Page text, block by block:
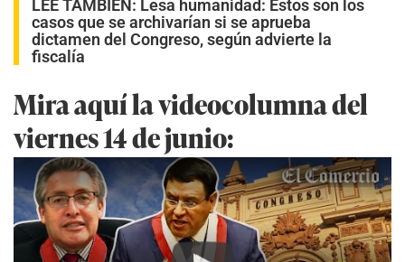
LEE TAMBIÉN: Lesa humanidad: Estos son los
casos que se archivarían si se aprueba
dictamen del Congreso, según advierte la
fiscalía
Mira aquí la videocolumna del
viernes 14 de junio: